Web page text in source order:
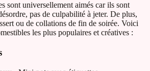
sont universellement aimés car ils sont
pas de culpabilité à jeter. De plus,
ou de collations de fin de soirée. Voici
les plus populaires et créatives :